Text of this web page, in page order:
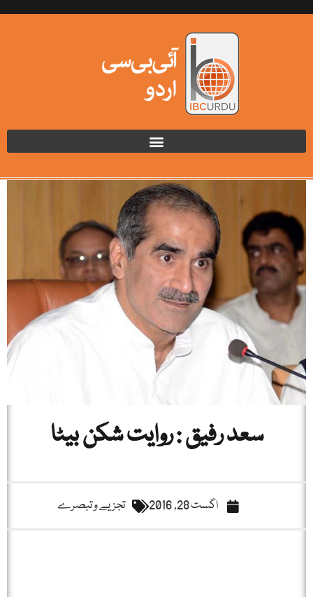
سعد رفیق : روایت شکن بیٹا
اگست 28, 2016 تجزیے و تبصرے